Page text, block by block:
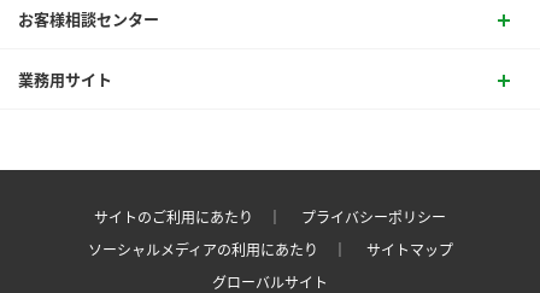
お客様相談センター
業務用サイト
サイトのご利用にあたり ｜
プライバシーポリシー
ソーシャルメディアの利用にあたり ｜
サイトマップ
グローバルサイト